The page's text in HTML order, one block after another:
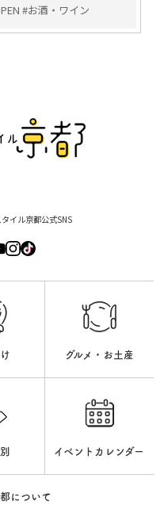
#お酒・ワイン
イル京都公式SNS
グルメ・お土産
イベントカレンダー
について